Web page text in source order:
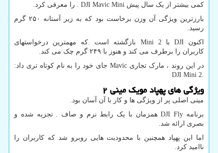
کمی بیشتر از یک سال پیش . DJI Mavic Mini را معرفی کرد.
بارزترین ویژگی آن وزن برخاست بود که به زیر آستانه ۲۵۰ گرم
رسید.
اکنون DJI با Mini 2 بازگشته است .که مهمترین درخواستهای
کاربران را برطرف می کند و هنوز با ۲۴۹ گرم چک می کند.
در این روند ، مارک تجاری Mavic جای خود را به نام کوتاه تری داد :
DJI Mini 2.
ویژگی های پهپاد مویک مینی۲
مینی اصلی پر از ویژگی ها و کار با آن آسان بود.
برنامه DJI Flyهمزمان با یک رابط نرم و صاف . تجزیه شده و
بصری ارائه شد.
اما این پهپاد همچنین با محدودیت هایی روبرو شد که کاربران را
ناامید کرد.